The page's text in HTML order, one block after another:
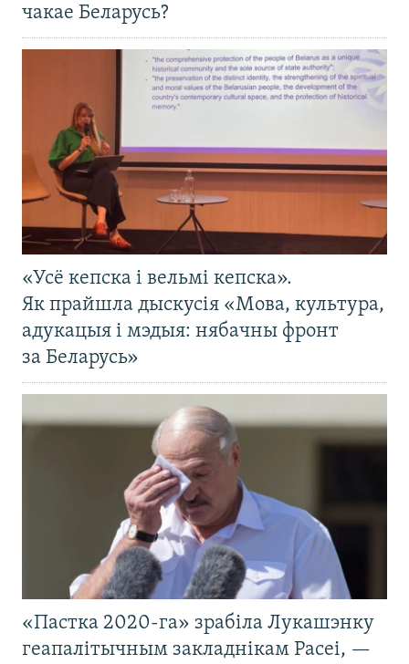
чакае Беларусь?
«Усё кепска і вельмі кепска».
Як прайшла дыскусія «Мова, культура,
адукацыя і мэдыя: нябачны фронт
за Беларусь»
«Пастка 2020-га» зрабіла Лукашэнку
геапалітычным закладнікам Расеі, —